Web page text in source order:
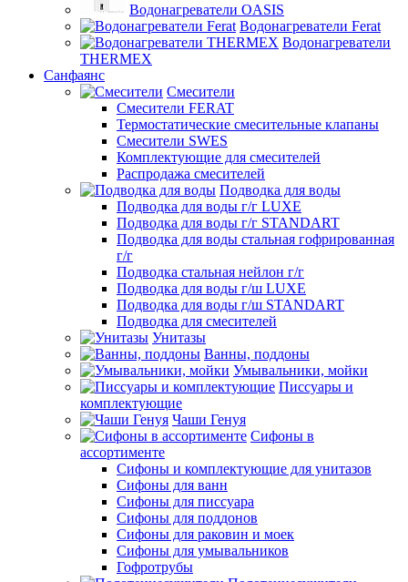
Водонагреватели OASIS
Водонагреватели Ferat
Водонагреватели
THERMEX
Санфаянс
Смесители
Смесители FERAT
Термостатические смесительные клапаны
Смесители SWES
Комплектующие для смесителей
Распродажа смесителей
Подводка для воды
Подводка для воды г/г LUXE
Подводка для воды г/г STANDART
Подводка для воды стальная гофрированная
г/г
Подводка стальная нейлон г/г
Подводка для воды г/ш LUXE
Подводка для воды г/ш STANDART
Подводка для смесителей
Унитазы
Ванны, поддоны
Умывальники, мойки
Писсуары и
комплектующие
Чаши Генуя
Сифоны в
ассортименте
Сифоны и комплектующие для унитазов
Сифоны для ванн
Сифоны для писсуара
Сифоны для поддонов
Сифоны для раковин и моек
Сифоны для умывальников
Гофротрубы